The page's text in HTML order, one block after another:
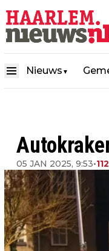
Nieuws ▼
05 JAN 2025, 9:53•112